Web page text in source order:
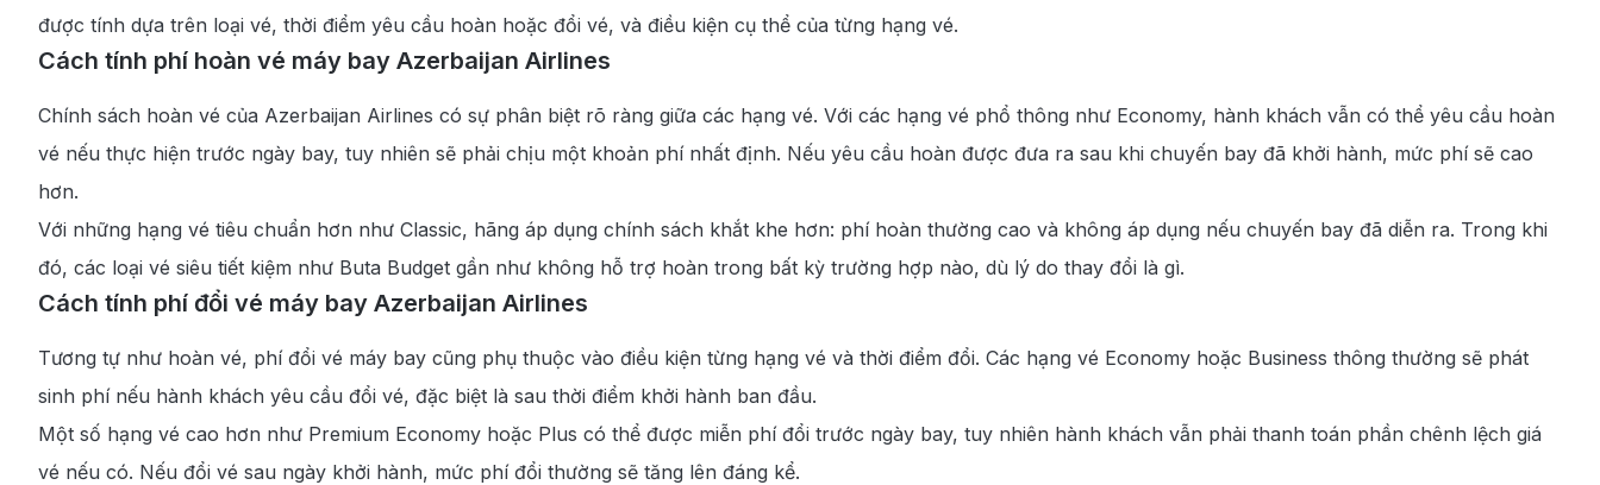
được tính dựa trên loại vé, thời điểm yêu cầu hoàn hoặc đổi vé, và điều kiện cụ thể của từng hạng vé.
Cách tính phí hoàn vé máy bay Azerbaijan Airlines
Chính sách hoàn vé của Azerbaijan Airlines có sự phân biệt rõ ràng giữa các hạng vé. Với các hạng vé phổ thông như Economy, hành khách vẫn có thể yêu cầu hoàn
vé nếu thực hiện trước ngày bay, tuy nhiên sẽ phải chịu một khoản phí nhất định. Nếu yêu cầu hoàn được đưa ra sau khi chuyến bay đã khởi hành, mức phí sẽ cao
hơn.
Với những hạng vé tiêu chuẩn hơn như Classic, hãng áp dụng chính sách khắt khe hơn: phí hoàn thường cao và không áp dụng nếu chuyến bay đã diễn ra. Trong khi
đó, các loại vé siêu tiết kiệm như Buta Budget gần như không hỗ trợ hoàn trong bất kỳ trường hợp nào, dù lý do thay đổi là gì.
Cách tính phí đổi vé máy bay Azerbaijan Airlines
Tương tự như hoàn vé, phí đổi vé máy bay cũng phụ thuộc vào điều kiện từng hạng vé và thời điểm đổi. Các hạng vé Economy hoặc Business thông thường sẽ phát
sinh phí nếu hành khách yêu cầu đổi vé, đặc biệt là sau thời điểm khởi hành ban đầu.
Một số hạng vé cao hơn như Premium Economy hoặc Plus có thể được miễn phí đổi trước ngày bay, tuy nhiên hành khách vẫn phải thanh toán phần chênh lệch giá
vé nếu có. Nếu đổi vé sau ngày khởi hành, mức phí đổi thường sẽ tăng lên đáng kể.